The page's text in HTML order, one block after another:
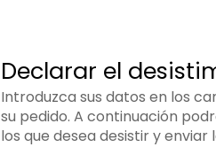
Declarar el
Introduzca sus datos en los
su pedido. A continuación
los que desea desistir y